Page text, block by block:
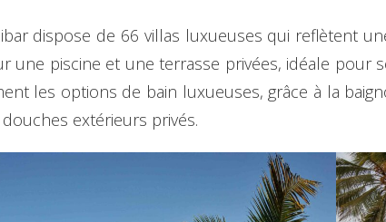
dispose de 66 villas luxueuses qui reflètent
une piscine et une terrasse privées, idéale pour
les options de bain luxueuses, grâce à la
extérieurs privés.